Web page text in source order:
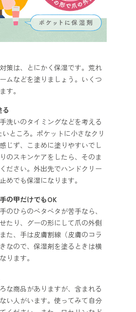
策は、とにかく保湿です。荒れ
ムなどを塗りましょう。いくつ
す。
る
洗いのタイミングなどを考える
ところ。ポケットに小さなクリ
じず、こまめに塗りやすいでし
のスキンケアをしたら、そのま
ださい。外出先でハンドクリー
めでも保湿になります。
の甲だけでもOK
のひらのベタベタが苦手なら、
たり、グーの形にして爪の外側
た、手は皮膚割線（皮膚のコラ
なので、保湿剤を塗るときは横
ります。
な商品がありますが、含まれる
い人がいます。使ってみて自分